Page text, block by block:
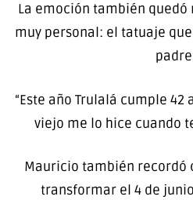
La emoción también
muy personal: el tatuaje
“Este año Trulalá cumple 42
viejo me lo hice cuando
Mauricio también recordó
transformar el 4 de